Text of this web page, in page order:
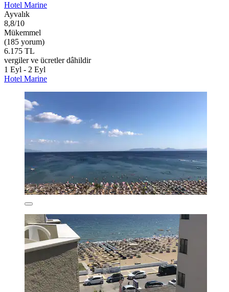
Hotel Marine
Ayvalık
8,8/10
Mükemmel
(185 yorum)
6.175 TL
vergiler ve ücretler dâhildir
1 Eyl - 2 Eyl
Hotel Marine